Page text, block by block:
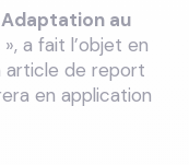
Adaptation au
», a fait l’objet en
article de report
en application